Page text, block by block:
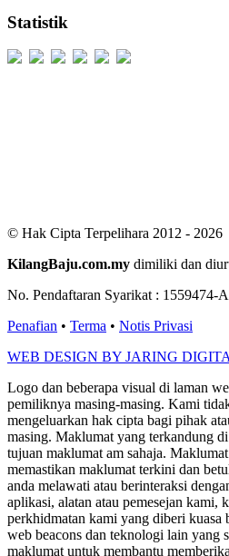
Statistik
© Hak Cipta Terpelihara 2012 - 2026
KilangBaju.com.my dimiliki dan
No. Pendaftaran Syarikat : 1559474-A
Penafian • Terma • Notis Privasi
WEB DESIGN BY JARING
Logo dan beberapa visual di laman
pemiliknya masing-masing. Kami
mengeluarkan hak cipta bagi pihak
masing. Maklumat yang terkandung
tujuan maklumat am sahaja.
memastikan maklumat terkini dan
anda melawati atau berinteraksi
aplikasi, alatan atau pemesejan kami,
perkhidmatan kami yang diberi kuasa
web beacons dan teknologi lain yang
maklumat untuk membantu